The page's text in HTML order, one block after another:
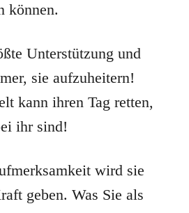
können.
Unterstützung und
sie aufzuheitern!
kann ihren Tag retten,
ihr sind!
wird sie
geben. Was Sie als